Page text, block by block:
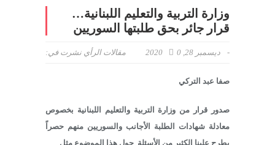
وزارة التربية والتعليم اللبنانية…
قرار جائر بحق طلبتها السوريين
نشرت في: مقالات الرأي - ديسمبر 28, 2020 0
صفا عبد التركي
صدور قرار من وزارة التربية والتعليم اللبنانية بخصوص
معادلة شهادات الطلبة الأجانب والسوريين منهم حصراً
يطرح علينا الكثير من الأسئلة حول هذا الموضوع مثل